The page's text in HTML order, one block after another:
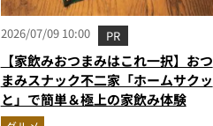
2026/07/09 10:00 PR
【家飲みおつまみはこれ一択】おつ
まみスナック不二家「ホームサクッ
と」で簡単＆極上の家飲み体験